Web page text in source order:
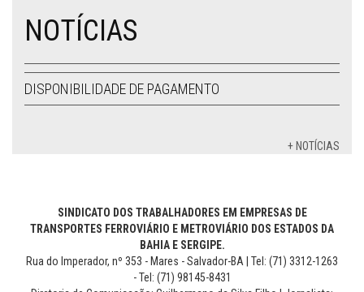
NOTÍCIAS
DISPONIBILIDADE DE PAGAMENTO
+ NOTÍCIAS
SINDICATO DOS TRABALHADORES EM EMPRESAS DE
TRANSPORTES FERROVIÁRIO E METROVIÁRIO DOS ESTADOS DA
BAHIA E SERGIPE.
Rua do Imperador, nº 353 - Mares - Salvador-BA | Tel: (71) 3312-1263
- Tel: (71) 98145-8431